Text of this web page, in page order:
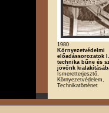
1980
Környezetvédelmi
előadássorozatok
technika bűne és
jövőnk
Ismeretterjesztő,
Környezetvédelem,
Technikatörténet